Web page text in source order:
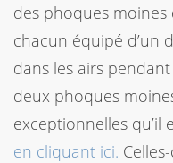
des phoques moines
chacun équipé d’un
dans les airs
deux phoques
exceptionnelles qu’il
en cliquant ici.